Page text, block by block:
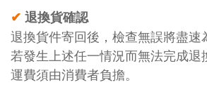
✔ 退換貨確認
退換貨件寄回後，檢查無誤將盡速
若發生上述任一情況而無法完成退
運費須由消費者負擔。